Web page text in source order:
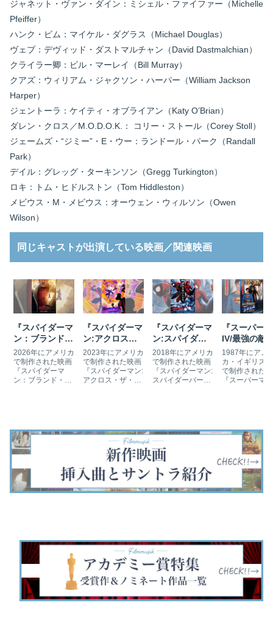
ジャネット・ヴァン・ダイン：ミシェル・ファイファー（Michelle
Pfeiffer）
ハンク・ピム：マイケル・ダグラス（Michael Douglas）
ヴェブ：デヴィッド・ダストマルチャン（David Dastmalchian）
クライラー卿：ビル・マーレイ（Bill Murray）
クアズ：ウィリアム・ジャクソン・ハーパー（William Jackson
Harper）
ジェントーラ：ケイティ・オブライアン（Katy O’Brian）
ダレン・クロス／M.O.D.O.K.： コリー・ストール（Corey Stoll）
ジェームズ・“ジミー”・E・ウー：ランドール・パーク（Randall
Park）
デイル：グレッグ・ターキンソン（Gregg Turkington）
ロキ：トム・ヒドルストン（Tom Hiddleston）
メビウス・M・メビウス：オーウェン・ウィルソン（Owen
Wilson）
同じキャストが出演している映画／関連映画
『スパイダーマ
ン：ブランド・
ニュー・デイ』
の挿入曲とサン
トラ
2026年にアメリカ
で制作された映画
『スパイダーマ
ン：ブランド・ニ
ド主演のスパイダ
ーマンシリーズ4
作目です。前作か
ヨー…
『スパイダーマ
ン:アクロス・
ザ・スパイダー
バース』の挿入
曲とサントラ
2023年にアメリカ
で制作された映画
『スパイダーマン:
アクロス・ザ・ス
ラレスを主役とし
たアニメ映画『ス
パイダーマン:スパ
イダーバ…
『スパイダーマ
ン:スパイダー
バース』の挿入
曲とサントラ
2018年にアメリカ
で制作された映画
『スパイダーマン:
スパイダーバー
の『スパイダーマ
ン』を原作とした
初の長編アニメ映
画です。第91回ア
カ…
『スーパー
IV/最強の敵
の挿入曲と
トラ
1987年にアメ
カ・イギリス
で制作された
『スーパーマ
ヴ主演の『ス
ーマン』シリ
最終作です。
な敵ニューク
映画を探す